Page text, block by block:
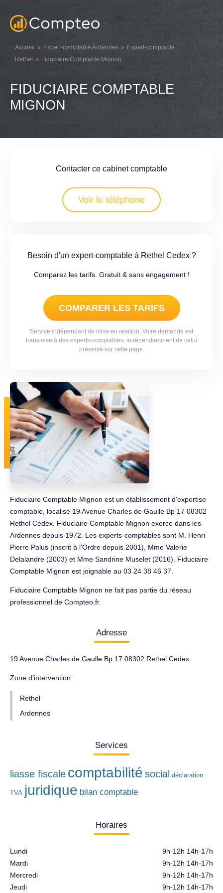
Accueil Expert-comptable Ardennes
Expert-comptable
Rethel
Fiduciaire Comptable Mignon
FIDUCIAIRE COMPTABLE
MIGNON
Contacter ce cabinet comptable
Voir le téléphone
Besoin d'un expert-comptable à Rethel Cedex ?
Comparez les tarifs. Gratuit & sans engagement !
COMPARER LES TARIFS
Service indépendant de mise en relation. Votre demande est
transmise à des experts-comptables, indépendamment de celui
présenté sur cette page.
Fiduciaire Comptable Mignon est un établissement d'expertise
comptable, localisé 19 Avenue Charles de Gaulle Bp 17 08302
Rethel Cedex. Fiduciaire Comptable Mignon exerce dans les
Ardennes depuis 1972. Les experts-comptables sont M. Henri
Pierre Palus (inscrit à l'Ordre depuis 2001), Mme Valerie
Delalandre (2003) et Mme Sandrine Muselet (2016). Fiduciaire
Comptable Mignon est joignable au 03 24 38 46 37.
Fiduciaire Comptable Mignon ne fait pas partie du réseau
professionnel de Compteo.fr.
Adresse
19 Avenue Charles de Gaulle Bp 17 08302 Rethel Cedex
Zone d'intervention :
Rethel
Ardennes
Services
liasse fiscale comptabilité social déclaration
TVA juridique bilan comptable
Horaires
Lundi
Mardi
Mercredi
Jeudi
9h-12h 14h-17h
9h-12h 14h-17h
9h-12h 14h-17h
9h-12h 14h-17h